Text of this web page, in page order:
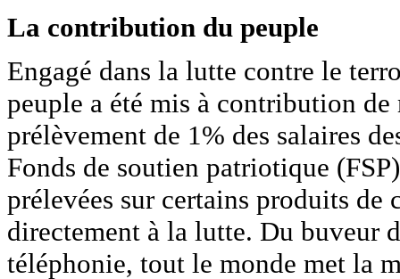
La contribution du peuple
Engagé dans la lutte contre le
peuple a été mis à contribution
prélèvement de 1% des salaires
Fonds de soutien patriotique
prélevées sur certains produits
directement à la lutte. Du buveur
téléphonie, tout le monde met la